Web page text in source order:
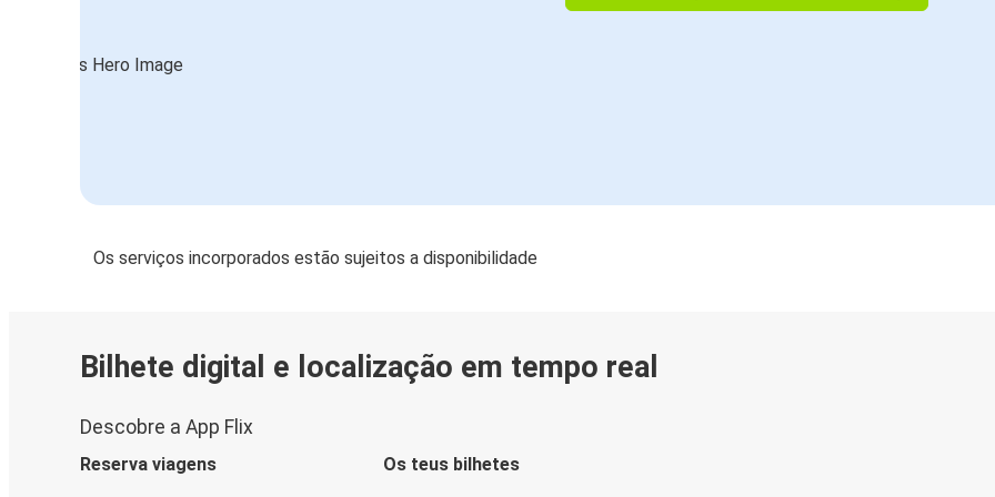
Os serviços incorporados estão sujeitos a disponibilidade
Bilhete digital e localização em tempo real
Descobre a App Flix
Reserva viagens
Os teus bilhetes